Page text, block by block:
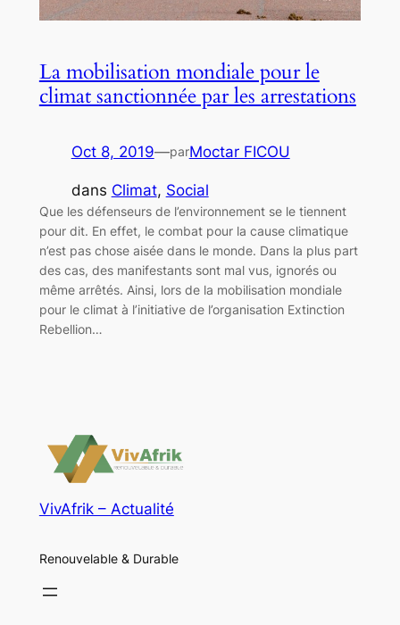
La mobilisation mondiale pour le
climat sanctionnée par les arrestations
Oct 8, 2019—parMoctar FICOU
dans Climat, Social
Que les défenseurs de l’environnement se le tiennent
pour dit. En effet, le combat pour la cause climatique
n’est pas chose aisée dans le monde. Dans la plus part
des cas, des manifestants sont mal vus, ignorés ou
même arrêtés. Ainsi, lors de la mobilisation mondiale
pour le climat à l’initiative de l’organisation Extinction
Rebellion…
VivAfrik – Actualité
Renouvelable & Durable